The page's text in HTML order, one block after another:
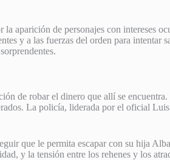
aparición de personajes con intereses
y a las fuerzas del orden para
de robar el dinero que allí se encuentra.
La policía, liderada por el oficial
que le permita escapar con su hija
y la tensión entre los rehenes y los